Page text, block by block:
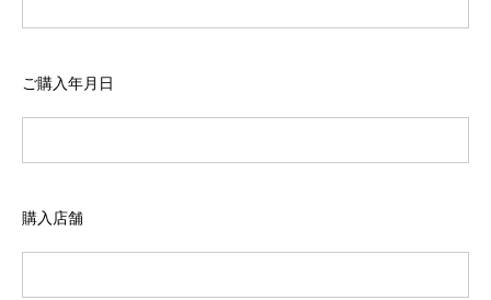
ご購入年月日
購入店舗